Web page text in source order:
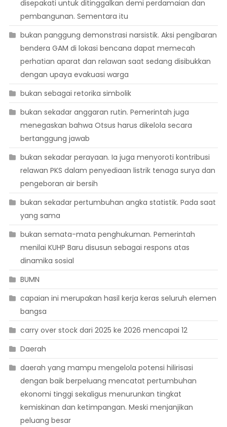
disepakati untuk ditinggalkan demi perdamaian dan
pembangunan. Sementara itu
bukan panggung demonstrasi narsistik. Aksi pengibaran
bendera GAM di lokasi bencana dapat memecah
perhatian aparat dan relawan saat sedang disibukkan
dengan upaya evakuasi warga
bukan sebagai retorika simbolik
bukan sekadar anggaran rutin. Pemerintah juga
menegaskan bahwa Otsus harus dikelola secara
bertanggung jawab
bukan sekadar perayaan. Ia juga menyoroti kontribusi
relawan PKS dalam penyediaan listrik tenaga surya dan
pengeboran air bersih
bukan sekadar pertumbuhan angka statistik. Pada saat
yang sama
bukan semata-mata penghukuman. Pemerintah
menilai KUHP Baru disusun sebagai respons atas
dinamika sosial
BUMN
capaian ini merupakan hasil kerja keras seluruh elemen
bangsa
carry over stock dari 2025 ke 2026 mencapai 12
Daerah
daerah yang mampu mengelola potensi hilirisasi
dengan baik berpeluang mencatat pertumbuhan
ekonomi tinggi sekaligus menurunkan tingkat
kemiskinan dan ketimpangan. Meski menjanjikan
peluang besar